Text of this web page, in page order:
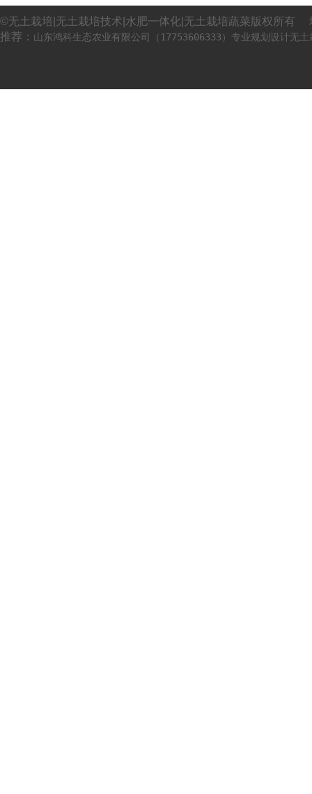
©无土栽培|无土栽培技术|水肥一体化|无土栽培蔬菜版权所有
推荐： 山东鸿科生态农业有限公司（17753606333）专业规划设计无